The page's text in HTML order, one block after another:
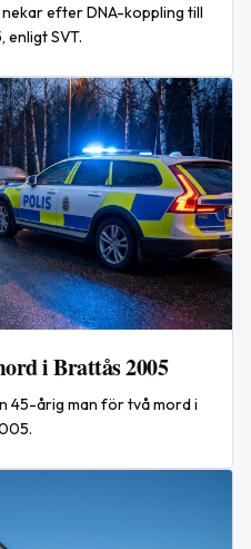
efter DNA-koppling till
SVT.
i Brattås 2005
45-årig man för två mord i